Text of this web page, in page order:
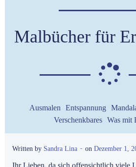
Malbücher für
Ausmalen Entspannung
Verschenkbares Was mit
Written by Sandra Lina - on Dezember 1,
Ihr Lieben, da sich offensichtlich viele